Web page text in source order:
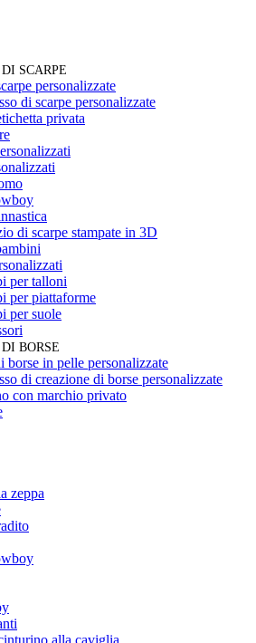
SCARPE
personalizzate
di scarpe personalizzate
privata
di scarpe stampate in 3D
per talloni
per piattaforme
per suole
BORSE
borse in pelle personalizzate
di creazione di borse personalizzate
con marchio privato
zeppa
alla caviglia